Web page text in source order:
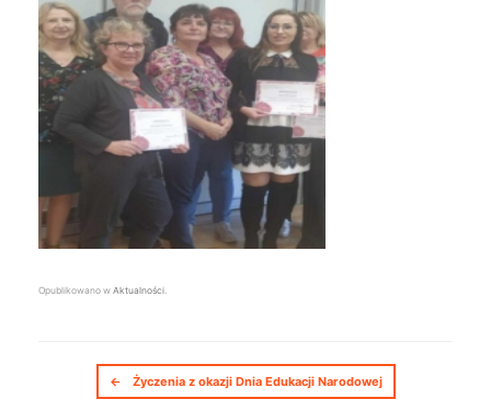
Opublikowano w Aktualności.
Nawigacja postów
← Życzenia z okazji Dnia Edukacji Narodowej